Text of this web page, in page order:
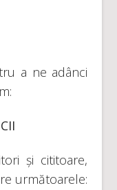
a ne adânci
și cititoare,
următoarele: